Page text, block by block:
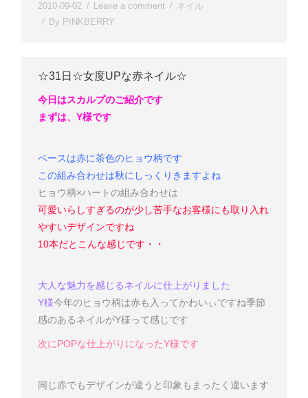
2010-09-02 Leave a comment
ネイル
By PINKBERRY
☆31日☆女度UPな赤ネイル☆
今日はスカルプのご紹介です
まずは、Y様です
ベースは赤に茶色のヒョウ柄です
この組み合わせは秋にしっくりきますよね
ヒョウ柄×ハートの組み合わせは
可愛いらしすぎるのが少し苦手なお客様にも取り入れ
やすいデザインですね
10本だとこんな感じです・・
大人な魅力を感じるネイルに仕上がりました
Y様今年のヒョウ柄は赤も入ってかわいぃですね季節
感のあるネイルがY様って感じです
次にPOPな仕上がりになったY様です
同じ赤でもデザインが違うと印象もまったく違います